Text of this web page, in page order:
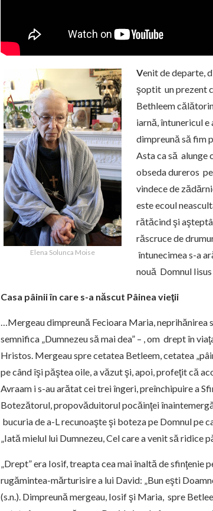
Elena Solunca Moise
Venit de departe,
şoptit un prezent
Bethleem
iarnă, întunericul e
dimpreună să fim
Asta ca să alunge
obseda dureros
vindece de
este ecoul
rătăcind şi
răscruce de
întunecimea s-a
nouă Domnul
Casa pâinii în care s-a născut Pâinea vieţii
…Mergeau dimpreună Fecioara Maria, neprihănirea
semnifica „Dumnezeu să mai dea” – , om drept în
Hristos. Mergeau spre cetatea Betleem, cetatea
pe când îşi păştea oile, a văzut şi, apoi, profeţit că
Avraam i s-au arătat cei trei îngeri, preînchipuire a
Botezătorul, propovăduitorul pocăinţei
bucuria de a-L recunoaşte şi boteza pe Domnul pe
„Iată mielul lui Dumnezeu, Cel care a venit să ridice
„Drept” era Iosif, treapta cea mai înaltă de sfinţenie
rugămintea-mărturisire a lui David: „Bun eşti
(s.n.). Dimpreună mergeau, Iosif şi Maria, spre